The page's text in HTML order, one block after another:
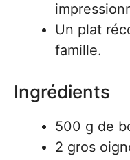
Un plat
famille.
Ingrédients
500 g de
2 gros